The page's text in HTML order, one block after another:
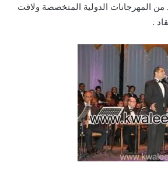
من المهرجانات الدولية المتخصصة ولاقت
.